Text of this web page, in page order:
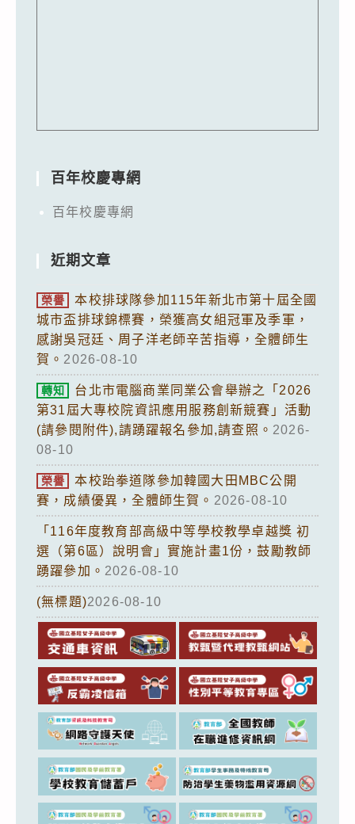
百年校慶專網
百年校慶專網
近期文章
榮譽
本校排球隊參加115年新北市第十屆全國
城市盃排球錦標賽，榮獲高女組冠軍及季軍，
感謝吳冠廷、周子洋老師辛苦指導，全體師生
賀。 2026-08-10
轉知
台北市電腦商業同業公會舉辦之「2026
第31屆大專校院資訊應用服務創新競賽」活動
(請參閱附件),請踴躍報名參加,請查照。 2026-
08-10
榮譽
本校跆拳道隊參加韓國大田MBC公開
賽，成績優異，全體師生賀。 2026-08-10
「116年度教育部高級中等學校教學卓越獎 初
選（第6區）說明會」實施計畫1份，鼓勵教師
踴躍參加。 2026-08-10
(無標題)2026-08-10